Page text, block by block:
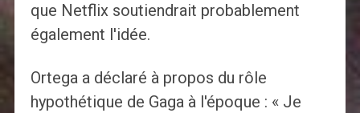
que Netflix soutiendrait probablement
également l'idée.
Ortega a déclaré à propos du rôle
hypothétique de Gaga à l'époque : « Je